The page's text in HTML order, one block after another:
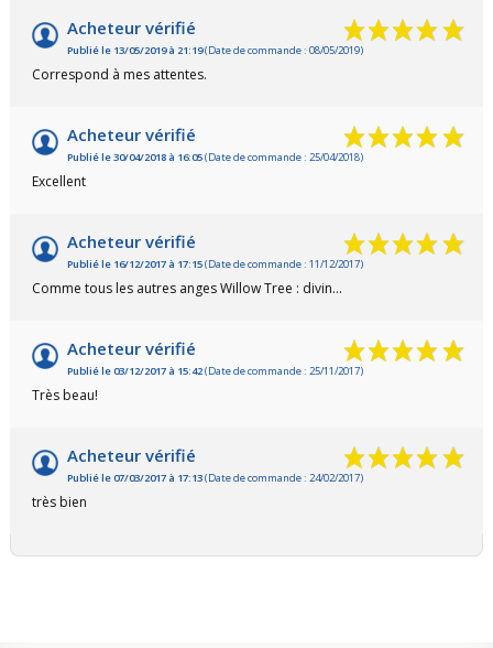
Acheteur vérifié
Publié le 13/05/2019 à 21:19(Date de commande : 08/05/2019)
Correspond à mes attentes.
Acheteur vérifié
Publié le 30/04/2018 à 16:05(Date de commande : 25/04/2018)
Excellent
Acheteur vérifié
Publié le 16/12/2017 à 17:15(Date de commande : 11/12/2017)
Comme tous les autres anges Willow Tree : divin...
Acheteur vérifié
Publié le 03/12/2017 à 15:42(Date de commande : 25/11/2017)
Très beau!
Acheteur vérifié
Publié le 07/03/2017 à 17:13(Date de commande : 24/02/2017)
très bien